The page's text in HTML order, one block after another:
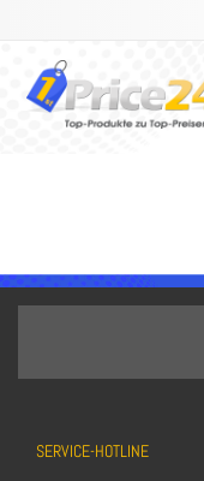
SERVICE-HOTLINE